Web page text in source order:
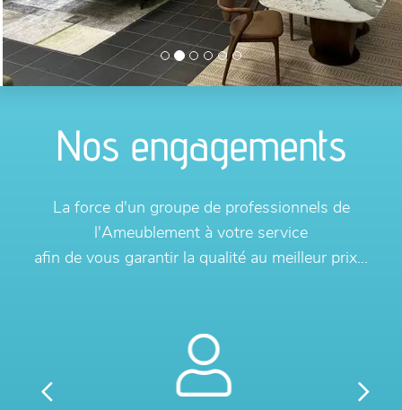
Nos engagements
La force d'un groupe de professionnels de
l'Ameublement à votre service
afin de vous garantir la qualité au meilleur prix...